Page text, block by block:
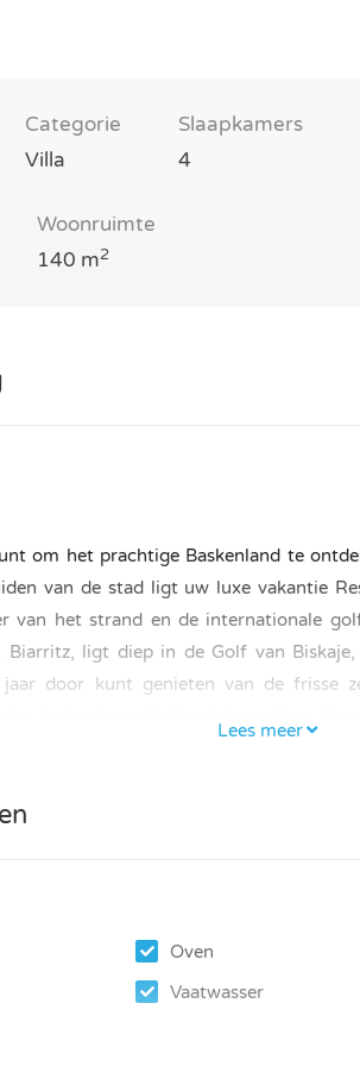
Categorie
Villa
Slaapkamers
4
Woonruimte
140 m2
om het prachtige Baskenland te
van de stad ligt uw luxe vakantie
van het strand en de internationale
Biarritz, ligt diep in de Golf van
door kunt genieten van de frisse
staan:
Lees meer
Oven
Vaatwasser